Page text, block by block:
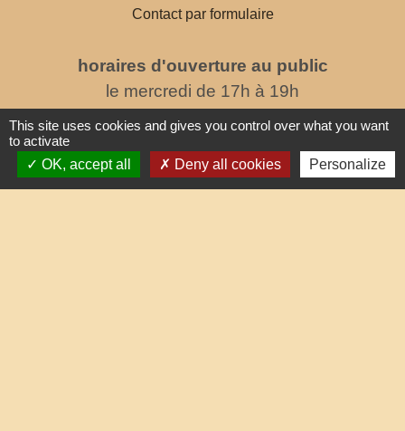
Contact par formulaire
horaires d'ouverture au public
le mercredi de 17h à 19h
This site uses cookies and gives you control over what you want
to activate
OK, accept all
Deny all cookies Personalize